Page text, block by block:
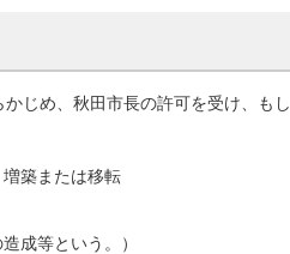
じめ、秋田市長の許可を受け、もし
築または移転
成等という。）